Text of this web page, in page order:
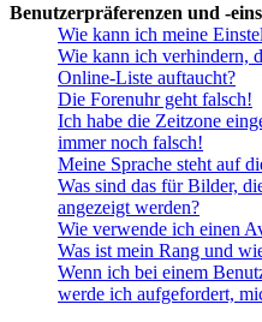
Benutzerpräferenzen und -
Wie kann ich meine
Wie kann ich verhindern,
Online-Liste auftaucht?
Die Forenuhr geht falsch!
Ich habe die Zeitzone
immer noch falsch!
Meine Sprache steht auf
Was sind das für Bilder,
angezeigt werden?
Wie verwende ich einen
Was ist mein Rang und
Wenn ich bei einem
werde ich aufgefordert,